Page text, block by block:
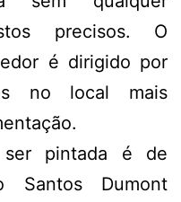
precisos. O
é dirigido por
no local mais
pintada é de
Santos Dumont